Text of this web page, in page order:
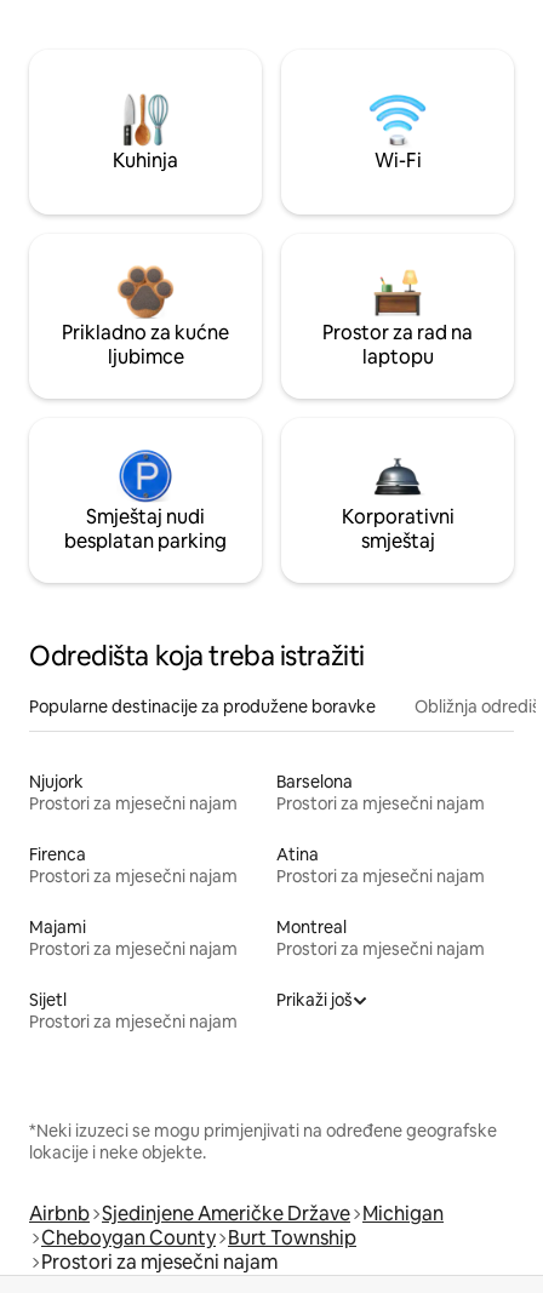
Kuhinja Wi-Fi
Prikladno za kućne
ljubimce
Prostor za rad na
laptopu
Smještaj nudi
besplatan parking
Korporativni
smještaj
Odredišta koja treba istražiti
Popularne destinacije za produžene boravke Obližnja
Njujork
Prostori za mjesečni najam
Barselona
Prostori za mjesečni najam
Firenca
Prostori za mjesečni najam
Atina
Prostori za mjesečni najam
Majami
Prostori za mjesečni najam
Montreal
Prostori za mjesečni najam
Sijetl
Prostori za mjesečni najam
Prikaži još
*Neki izuzeci se mogu primjenjivati na određene geografske
lokacije i neke objekte.
Airbnb Sjedinjene Američke Države Michigan
Cheboygan County Burt Township
Prostori za mjesečni najam